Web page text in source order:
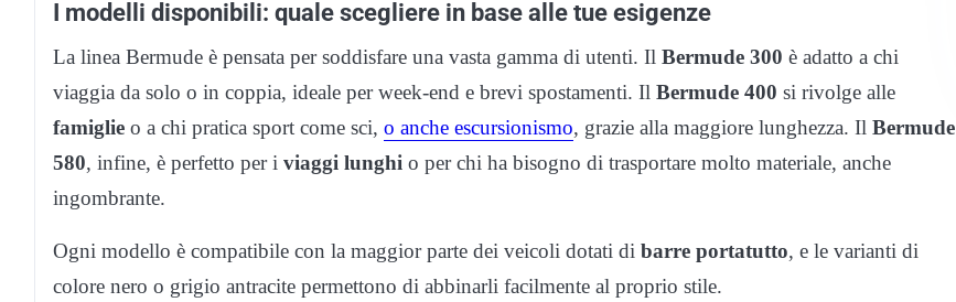
I modelli disponibili: quale scegliere in base alle tue esigenze
La linea Bermude è pensata per soddisfare una vasta gamma di utenti. Il Bermude 300 è adatto a chi
viaggia da solo o in coppia, ideale per week-end e brevi spostamenti. Il Bermude 400 si rivolge alle
famiglie o a chi pratica sport come sci, o anche escursionismo, grazie alla maggiore lunghezza. Il Bermude
580, infine, è perfetto per i viaggi lunghi o per chi ha bisogno di trasportare molto materiale, anche
ingombrante.
Ogni modello è compatibile con la maggior parte dei veicoli dotati di barre portatutto, e le varianti di
colore nero o grigio antracite permettono di abbinarli facilmente al proprio stile.